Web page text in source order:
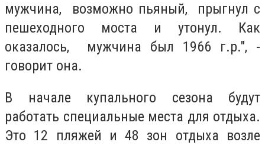
мужчина, возможно пьяный, прыгнул с
пешеходного моста и утонул. Как
оказалось, мужчина был 1966 г.р.", -
говорит она.
В начале купального сезона будут
работать специальные места для отдыха.
Это 12 пляжей и 48 зон отдыха возле